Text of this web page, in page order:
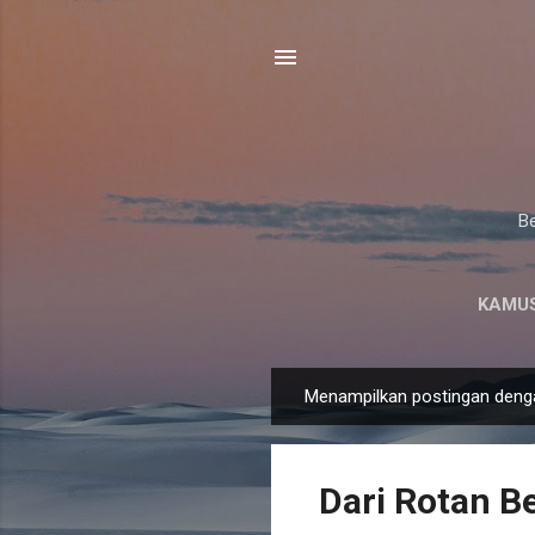
o
Menampilkan postingan
Dari Rotan